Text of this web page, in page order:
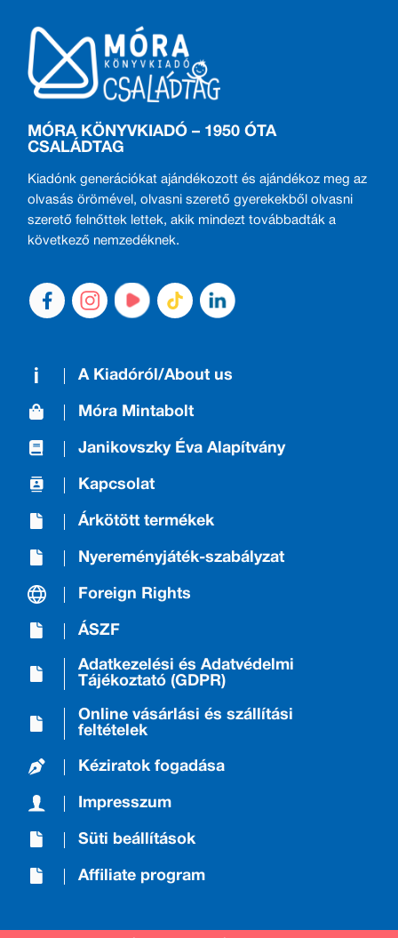
MÓRA KÖNYVKIADÓ – 1950 ÓTA
CSALÁDTAG
Kiadónk generációkat ajándékozott és ajándékoz meg az
olvasás örömével, olvasni szerető gyerekekből olvasni
szerető felnőttek lettek, akik mindezt továbbadták a
következő nemzedéknek.
A Kiadóról/About us
Móra Mintabolt
Janikovszky Éva Alapítvány
Kapcsolat
Árkötött termékek
Nyereményjáték-szabályzat
Foreign Rights
ÁSZF
Adatkezelési és Adatvédelmi
Tájékoztató (GDPR)
Online vásárlási és szállítási
feltételek
Kéziratok fogadása
Impresszum
Süti beállítások
Affiliate program